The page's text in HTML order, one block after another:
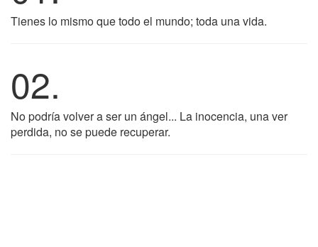
Tienes lo mismo que todo el mundo; toda una vida.
02.
No podría volver a ser un ángel... La inocencia, una ver
perdida, no se puede recuperar.